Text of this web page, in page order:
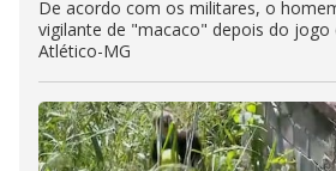
De acordo com os militares, o
vigilante de "macaco" depois do jogo
Atlético-MG